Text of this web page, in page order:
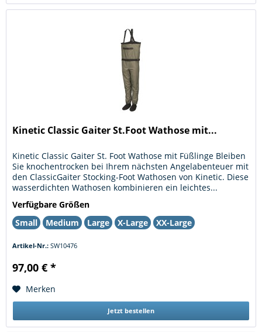
Kinetic Classic Gaiter St.Foot Wathose mit...
Kinetic Classic Gaiter St. Foot Wathose mit Füßlinge Bleiben
Sie knochentrocken bei Ihrem nächsten Angelabenteuer mit
den ClassicGaiter Stocking-Foot Wathosen von Kinetic. Diese
wasserdichten Wathosen kombinieren ein leichtes...
Verfügbare Größen
Small
Medium Large X-Large XX-Large
Artikel-Nr.: SW10476
97,00 € *
Merken
Jetzt bestellen